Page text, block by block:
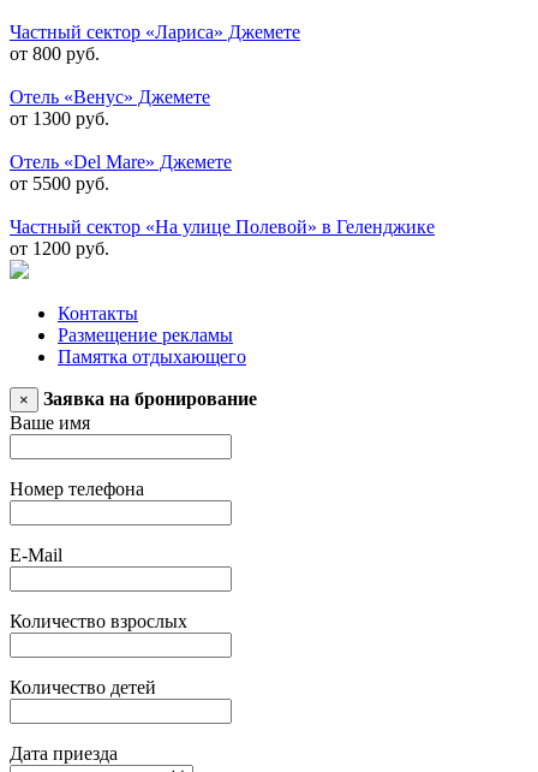
Частный сектор «Лариса» Джемете
от 800 руб.
Отель «Венус» Джемете
от 1300 руб.
Отель «Del Mare» Джемете
от 5500 руб.
Частный сектор «На улице Полевой» в Геленджике
от 1200 руб.
Контакты
Размещение рекламы
Памятка отдыхающего
×
Заявка на бронирование
Ваше имя
Номер телефона
E-Mail
Количество взрослых
Количество детей
Дата приезда